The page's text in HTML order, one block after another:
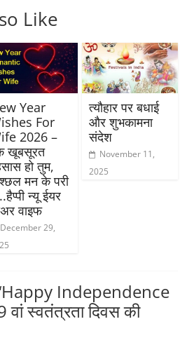
Like
Year
For
2026 –
खूबसूरत
हो तुम,
मन के परी
न्यू ईयर
वाइफ
December 29,
त्यौहार पर बधाई
और शुभकामना
संदेश
November 11,
2025
Happy Independence
स्वतंत्रता दिवस की